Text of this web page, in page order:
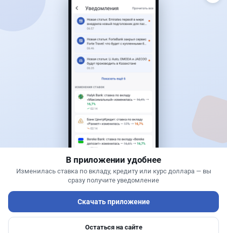
1
5 августа 2026 г., 11:54
БЦК меняет плату за счета: новые тарифы
заработают 20 августа
Ипотеки Авто
В приложении удобнее
Изменилась ставка по вкладу, кредиту или курс доллара — вы
сразу получите уведомление
Скачать приложение
Остаться на сайте